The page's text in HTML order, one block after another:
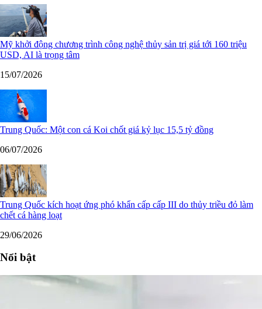
Mỹ khởi động chương trình công nghệ thủy sản trị giá tới 160 triệu
USD, AI là trọng tâm
15/07/2026
Trung Quốc: Một con cá Koi chốt giá kỷ lục 15,5 tỷ đồng
06/07/2026
Trung Quốc kích hoạt ứng phó khẩn cấp cấp III do thủy triều đỏ làm
chết cá hàng loạt
29/06/2026
Nổi bật